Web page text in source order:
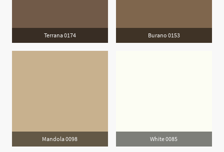
Terrana 0174 Burano 0153
Mandola 0098 White 0085